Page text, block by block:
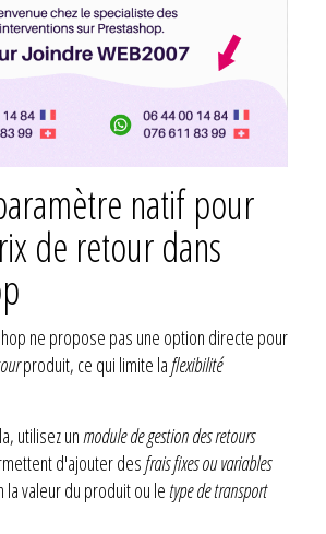
natif pour
de retour dans
ne propose pas une option directe pour
produit, ce qui limite laflexibilité
utilisez un module de gestion des retours
d'ajouter desfrais fixes ou variables
valeur du produit ou letype de transport